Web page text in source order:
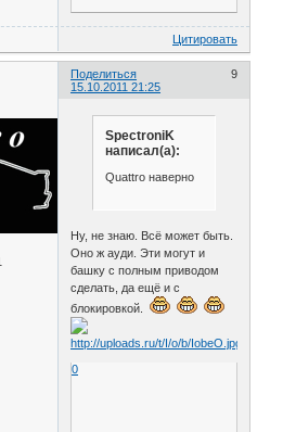
Цитировать
Поделиться
9
15.10.2011 21:25
SpectroniK
написал(а):
Quattro наверно
Ну, не знаю. Всё может быть.
Оно ж ауди. Эти могут и
башку с полным приводом
сделать, да ещё и с
блокировкой.
0